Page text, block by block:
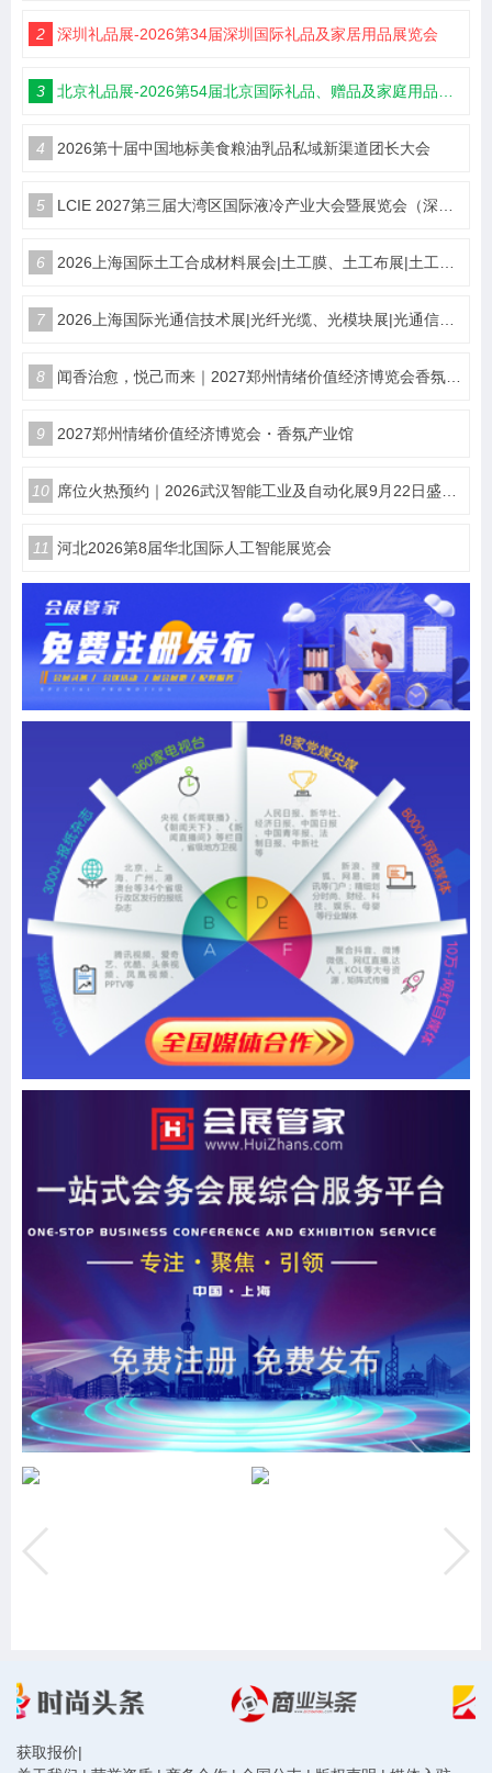
2 深圳礼品展-2026第34届深圳国际礼品及家居用品展览会
3 北京礼品展-2026第54届北京国际礼品、赠品及家庭用品展览会
4 2026第十届中国地标美食粮油乳品私域新渠道团长大会
5 LCIE 2027第三届大湾区国际液冷产业大会暨展览会（深圳）
6 2026上海国际土工合成材料展会|土工膜、土工布展|土工合成材料仪器、设备展览会
7 2026上海国际光通信技术展|光纤光缆、光模块展|光通信设备展览会
8 闻香治愈，悦己而来｜2027郑州情绪价值经济博览会香氛产业馆
9 2027郑州情绪价值经济博览会・香氛产业馆
10 席位火热预约｜2026武汉智能工业及自动化展9月22日盛大开幕
11 河北2026第8届华北国际人工智能展览会
获取报价|